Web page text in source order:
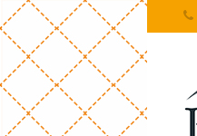
Skip
to
content